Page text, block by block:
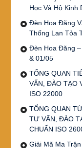
Học Và Hộ Kinh
Đèn Hoa Đăng
Thống Lan Tỏa
Đèn Hoa Đăng –
& 01/05
TỔNG QUAN
VẤN, ĐÀO TẠO
ISO 22000
TỔNG QUAN
TƯ VẤN, ĐÀO
CHUẨN ISO
Giải Mã Ma